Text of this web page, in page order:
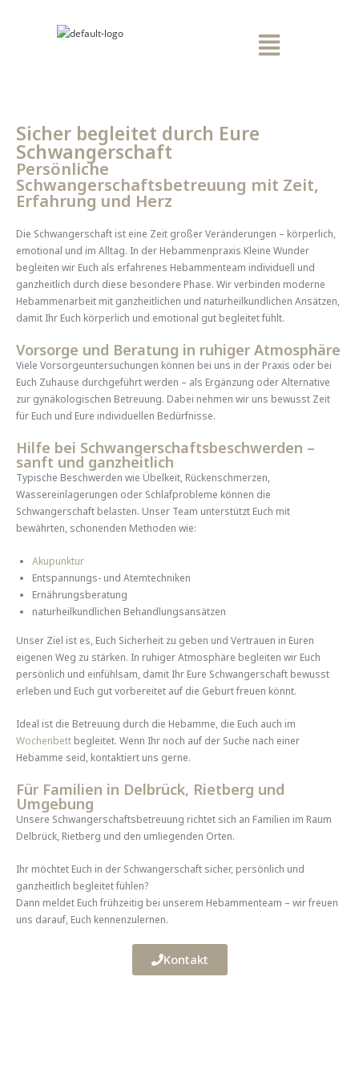
Sicher begleitet durch Eure
Schwangerschaft
Persönliche
Schwangerschaftsbetreuung mit Zeit,
Erfahrung und Herz
Die Schwangerschaft ist eine Zeit großer Veränderungen – körperlich,
emotional und im Alltag. In der Hebammenpraxis Kleine Wunder
begleiten wir Euch als erfahrenes Hebammenteam individuell und
ganzheitlich durch diese besondere Phase. Wir verbinden moderne
Hebammenarbeit mit ganzheitlichen und naturheilkundlichen Ansätzen,
damit Ihr Euch körperlich und emotional gut begleitet fühlt.
Vorsorge und Beratung in ruhiger Atmosphäre
Viele Vorsorgeuntersuchungen können bei uns in der Praxis oder bei
Euch Zuhause durchgeführt werden – als Ergänzung oder Alternative
zur gynäkologischen Betreuung. Dabei nehmen wir uns bewusst Zeit
für Euch und Eure individuellen Bedürfnisse.
Hilfe bei Schwangerschaftsbeschwerden –
sanft und ganzheitlich
Typische Beschwerden wie Übelkeit, Rückenschmerzen,
Wassereinlagerungen oder Schlafprobleme können die
Schwangerschaft belasten. Unser Team unterstützt Euch mit
bewährten, schonenden Methoden wie:
Akupunktur
Entspannungs- und Atemtechniken
Ernährungsberatung
naturheilkundlichen Behandlungsansätzen
Unser Ziel ist es, Euch Sicherheit zu geben und Vertrauen in Euren
eigenen Weg zu stärken. In ruhiger Atmosphäre begleiten wir Euch
persönlich und einfühlsam, damit Ihr Eure Schwangerschaft bewusst
erleben und Euch gut vorbereitet auf die Geburt freuen könnt.
Ideal ist die Betreuung durch die Hebamme, die Euch auch im
Wochenbett begleitet. Wenn Ihr noch auf der Suche nach einer
Hebamme seid, kontaktiert uns gerne.
Für Familien in Delbrück, Rietberg und
Umgebung
Unsere Schwangerschaftsbetreuung richtet sich an Familien im Raum
Delbrück, Rietberg und den umliegenden Orten.
Ihr möchtet Euch in der Schwangerschaft sicher, persönlich und
ganzheitlich begleitet fühlen?
Dann meldet Euch frühzeitig bei unserem Hebammenteam – wir freuen
uns darauf, Euch kennenzulernen.
Kontakt